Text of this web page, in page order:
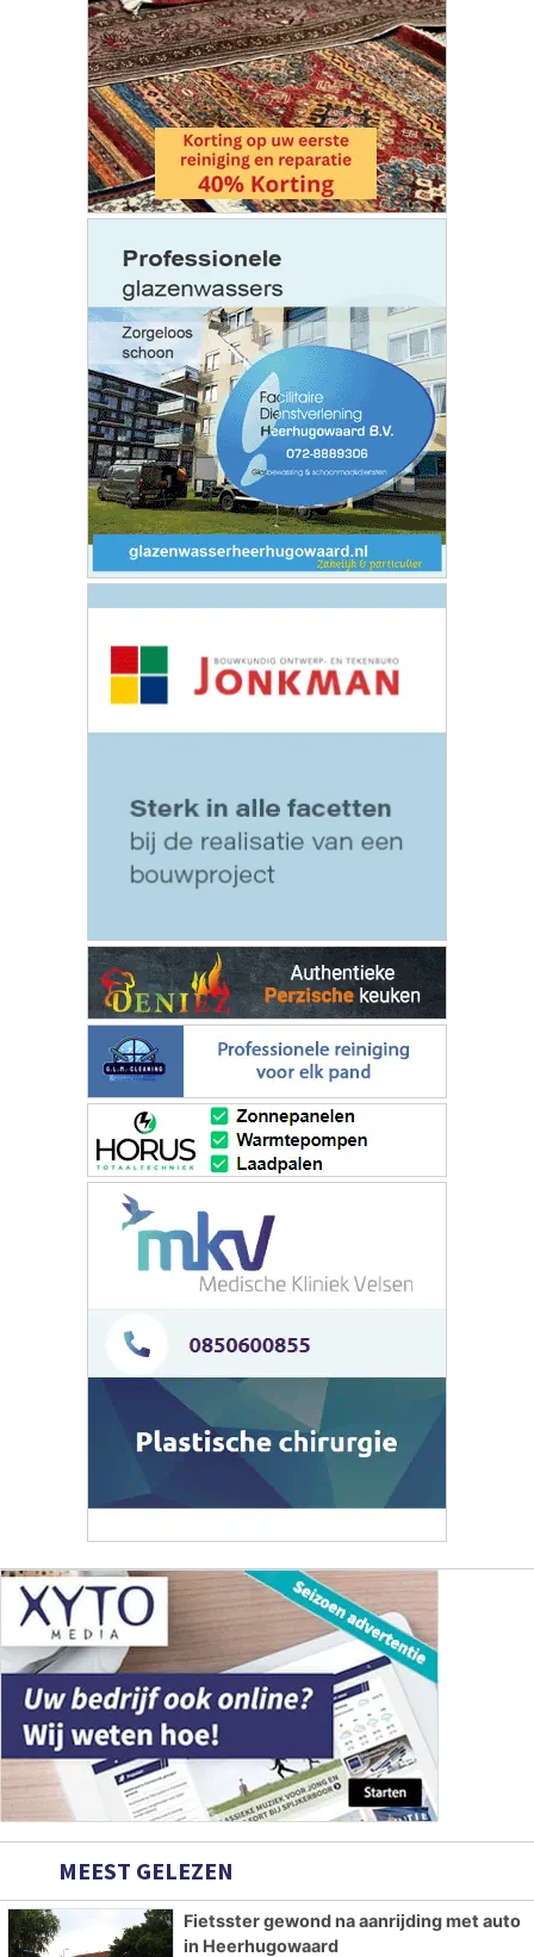
MEEST GELEZEN
Fietsster gewond na aanrijding met auto
in Heerhugowaard